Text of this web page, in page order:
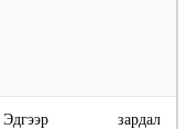
Эдгээр зардал